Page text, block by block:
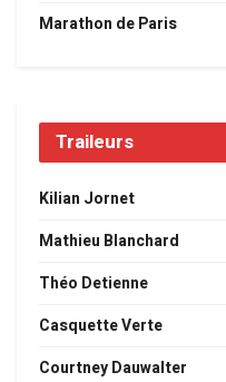
Marathon de Paris
Traileurs
Kilian Jornet
Mathieu Blanchard
Théo Detienne
Casquette Verte
Courtney Dauwalter